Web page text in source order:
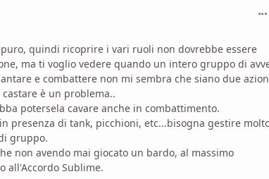
quindi ricoprire i vari ruoli non dovrebbe essere
ma ti voglio vedere quando un intero gruppo di
e combattere non mi sembra che siano due
è un problema..
potersela cavare anche in combattimento.
presenza di tank, picchioni, etc...bisogna gestire
gruppo.
non avendo mai giocato un bardo, al massimo
Sublime.